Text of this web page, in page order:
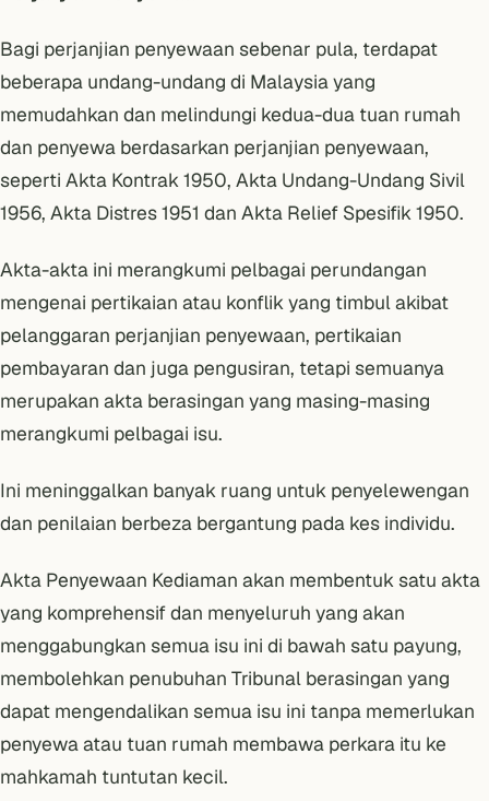
Bagi perjanjian penyewaan sebenar pula, terdapat
beberapa undang-undang di Malaysia yang
memudahkan dan melindungi kedua-dua tuan rumah
dan penyewa berdasarkan perjanjian penyewaan,
seperti Akta Kontrak 1950, Akta Undang-Undang Sivil
1956, Akta Distres 1951 dan Akta Relief Spesifik 1950.
Akta-akta ini merangkumi pelbagai perundangan
mengenai pertikaian atau konflik yang timbul akibat
pelanggaran perjanjian penyewaan, pertikaian
pembayaran dan juga pengusiran, tetapi semuanya
merupakan akta berasingan yang masing-masing
merangkumi pelbagai isu.
Ini meninggalkan banyak ruang untuk penyelewengan
dan penilaian berbeza bergantung pada kes individu.
Akta Penyewaan Kediaman akan membentuk satu akta
yang komprehensif dan menyeluruh yang akan
menggabungkan semua isu ini di bawah satu payung,
membolehkan penubuhan Tribunal berasingan yang
dapat mengendalikan semua isu ini tanpa memerlukan
penyewa atau tuan rumah membawa perkara itu ke
mahkamah tuntutan kecil.